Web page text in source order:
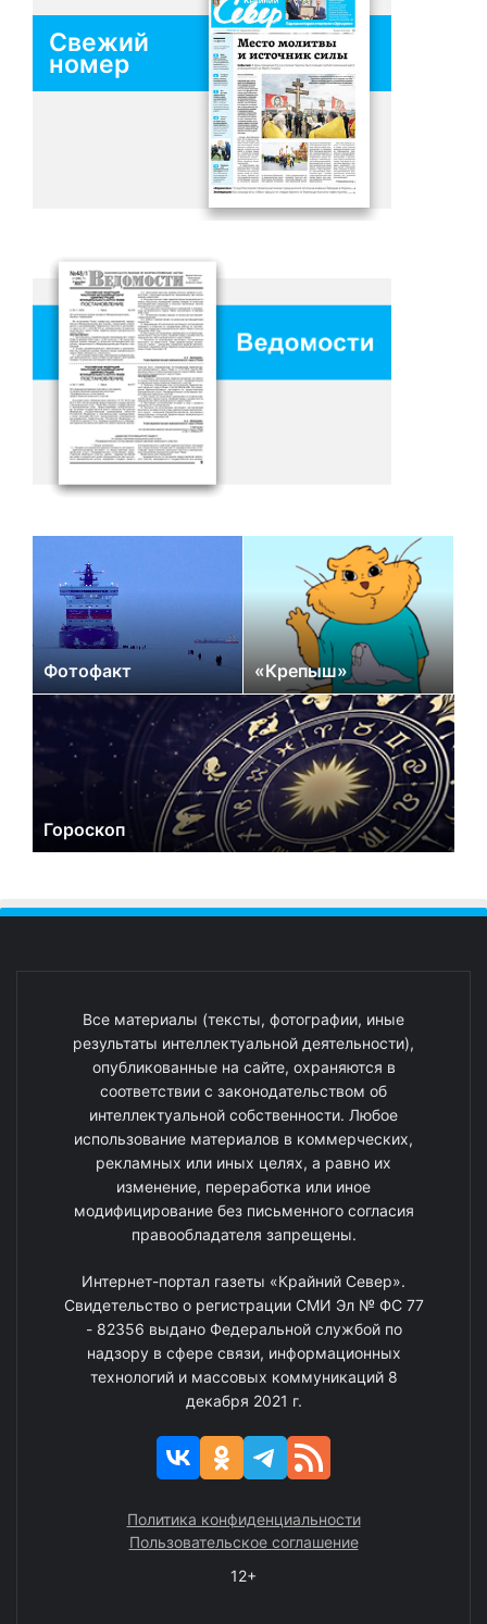
Свежий
номер
Фотофакт «Крепыш»
Гороскоп
Все материалы (тексты, фотографии, иные
результаты интеллектуальной деятельности),
опубликованные на сайте, охраняются в
соответствии с законодательством об
интеллектуальной собственности. Любое
использование материалов в коммерческих,
рекламных или иных целях, а равно их
изменение, переработка или иное
модифицирование без письменного согласия
правообладателя запрещены.
Интернет-портал газеты «Крайний Север».
Свидетельство о регистрации СМИ Эл № ФС 77
- 82356 выдано Федеральной службой по
надзору в сфере связи, информационных
технологий и массовых коммуникаций 8
декабря 2021 г.
Политика конфиденциальности
Пользовательское соглашение
12+